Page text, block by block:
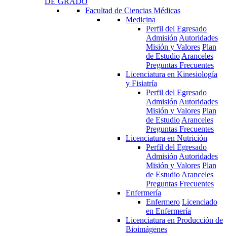
Facultad de Ciencias Médicas
Medicina
Perfil del Egresado
Admisión Autoridades
Misión y Valores Plan
de Estudio Aranceles
Preguntas Frecuentes
Licenciatura en Kinesiología
y Fisiatría
Perfil del Egresado
Admisión Autoridades
Misión y Valores Plan
de Estudio Aranceles
Preguntas Frecuentes
Licenciatura en Nutrición
Perfil del Egresado
Admisión Autoridades
Misión y Valores Plan
de Estudio Aranceles
Preguntas Frecuentes
Enfermería
Enfermero Licenciado
en Enfermería
Licenciatura en Producción de
Bioimágenes